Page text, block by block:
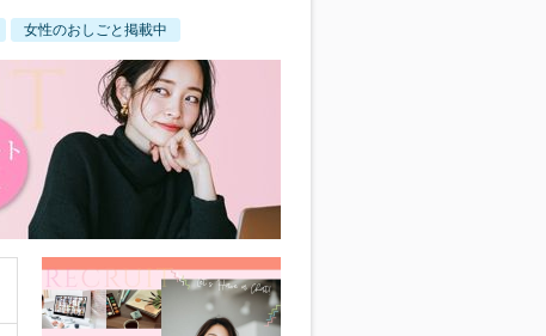
女性のおしごと掲載中